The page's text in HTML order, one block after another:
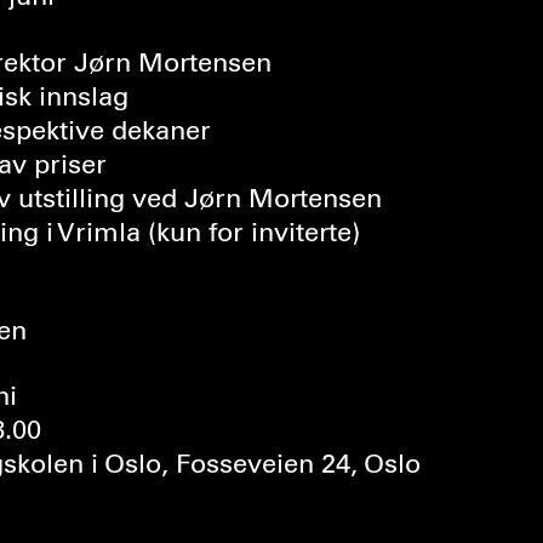
Jørn Mortensen
innslag
dekaner
priser
utstilling ved Jørn Mortensen
i Vrimla (kun for inviterte)
i Oslo, Fosseveien 24, Oslo